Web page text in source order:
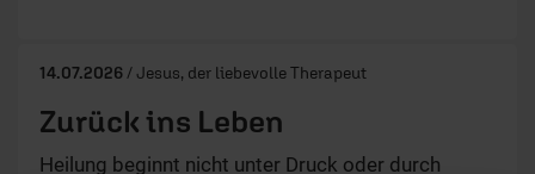
14.07.2026 / Jesus, der liebevolle Therapeut
Zurück ins Leben
Heilung beginnt nicht unter Druck oder durch